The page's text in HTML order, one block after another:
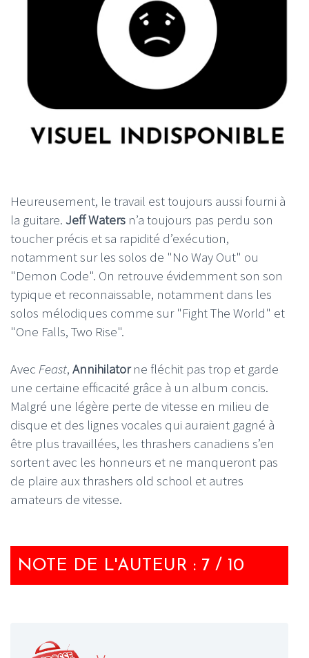
Heureusement, le travail est toujours aussi fourni à
la guitare. Jeff Waters n’a toujours pas perdu son
toucher précis et sa rapidité d’exécution,
notamment sur les solos de "No Way Out" ou
"Demon Code". On retrouve évidemment son son
typique et reconnaissable, notamment dans les
solos mélodiques comme sur "Fight The World" et
"One Falls, Two Rise".
Avec Feast, Annihilatorne fléchit pas trop et garde
une certaine efficacité grâce à un album concis.
Malgré une légère perte de vitesse en milieu de
disque et des lignes vocales qui auraient gagné à
être plus travaillées, les thrashers canadiens s’en
sortent avec les honneurs et ne manqueront pas
de plaire aux thrashers old school et autres
amateurs de vitesse.
NOTE DE L'AUTEUR : 7 / 10